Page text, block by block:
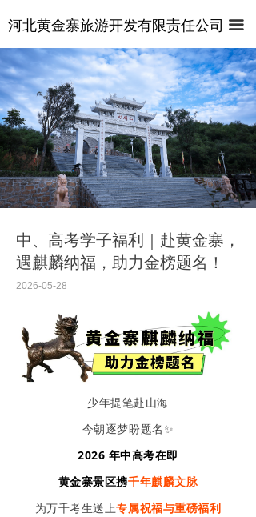
河北黄金寨旅游开发有限责任公司 끀
首页
关于景区
视频专区
管式滑道
悬壁火车
麒麟山索道
百态麒麟园
七彩滑道
龙梦电轨车
滑雪场
新闻中心
这里有最新的公司动态，这里有最新的网站设计、移
动端设计、网页相关内容与你分享
中、高考学子福利｜赴黄金寨，
遇麒麟纳福，助力金榜题名！
少年提笔赴山海
今朝逐梦盼题名✨
2026 年中高考在即
黄金寨景区携千年麒麟文脉
为万千考生送上专属祝福与重磅福利
2026-05-28